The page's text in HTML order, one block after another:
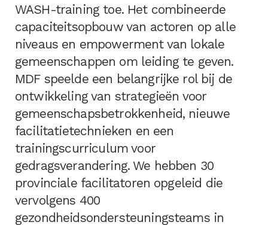
WASH-training toe. Het combineerde
capaciteitsopbouw van actoren op alle
niveaus en empowerment van lokale
gemeenschappen om leiding te geven.
MDF speelde een belangrijke rol bij de
ontwikkeling van strategieën voor
gemeenschapsbetrokkenheid, nieuwe
facilitatietechnieken en een
trainingscurriculum voor
gedragsverandering. We hebben 30
provinciale facilitatoren opgeleid die
vervolgens 400
gezondheidsondersteuningsteams in